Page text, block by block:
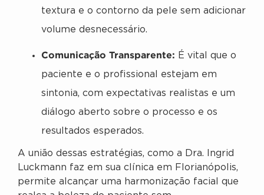
textura e o contorno da pele sem adicionar
volume desnecessário.
Comunicação Transparente: É vital que o
paciente e o profissional estejam em
sintonia, com expectativas realistas e um
diálogo aberto sobre o processo e os
resultados esperados.
A união dessas estratégias, como a Dra. Ingrid
Luckmann faz em sua clínica em Florianópolis,
permite alcançar uma harmonização facial que